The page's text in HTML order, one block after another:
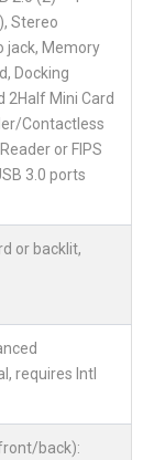
Stereo
jack, Memory
Docking
2Half Mini Card
Contactless
or FIPS
3.0 ports
or backlit,
requires Intl
back):